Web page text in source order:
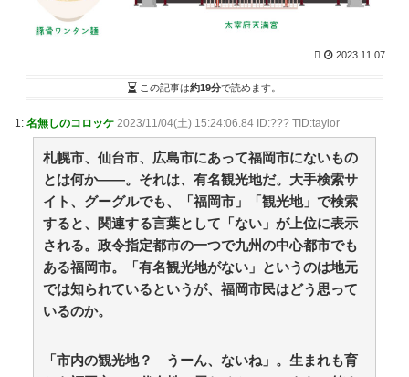
【動画】秋田県職員、ラブホテルから記者会見ｗ /
策に“マイナンバー”導入開始「効果テキメン」 / NEWま
ネットやSNSが昔よりつまらなくなった人 / NEWまと
めサイトアンテナ！ NEW! (8/9 07:57)
【議論】「宇宙の謎」と「死後の世界」って結局どこ
かで繋がってるよな？ / VIP・ネタ・オールジャンル –
New World Antenna NEW! (8/9 07:27)
36歳の彼女と結婚したいのに、家族が猛反対。家族か
ら信じられない言葉が飛び出した… 他 / 2chnaviヘッド
ライン (12/24 07:00)
Powered by livedoor 相互RSS
「暫」…あんこ入りのあの和菓子を関西では何と呼
2023.11.07
この記事は約19分で読めます。
1: 名無しのコロッケ 2023/11/04(土) 15:24:06.84 ID:??? TID:taylor
札幌市、仙台市、広島市にあって福岡市にないもの
とは何か――。それは、有名観光地だ。大手検索サ
イト、グーグルでも、「福岡市」「観光地」で検索
すると、関連する言葉として「ない」が上位に表示
される。政令指定都市の一つで九州の中心都市でも
ある福岡市。「有名観光地がない」というのは地元
では知られているというが、福岡市民はどう思って
いるのか。
「市内の観光地？ うーん、ないね」。生まれも育